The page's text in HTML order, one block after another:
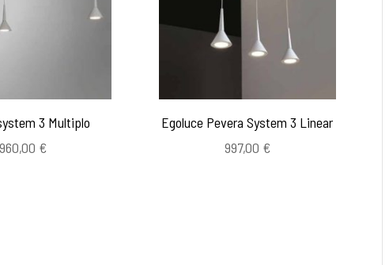
3 Multiplo
960,00 €
Egoluce Pevera System 3 Linear
997,00 €